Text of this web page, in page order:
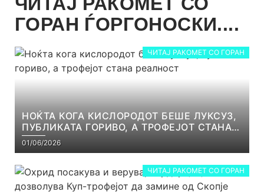
ГОРАН ЃОРГОНОСКИ....
ЧИТАЈ РАКОМЕТ СО ГОРАН
НОЌТА КОГА КИСЛОРОДОТ БЕШЕ ЛУКСУЗ,
ПУБЛИКАТА ГОРИВО, А ТРОФЕЈОТ СТАНА
РЕАЛНОСТ
01/06/2026
ЧИТАЈ РАКОМЕТ СО ГОРАН